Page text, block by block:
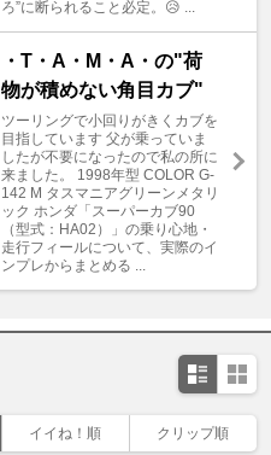
ろ”に断られること必定。😥 ...
・T・A・M・A・の"荷
物が積めない角目カブ"
ツーリングで小回りがきくカブを
目指しています 父が乗っていま
したが不要になったので私の所に
来ました。 1998年型 COLOR G-
142 M タスマニアグリーンメタリ
ック ホンダ「スーパーカブ90
（型式：HA02）」の乗り心地・
走行フィールについて、実際のイ
ンプレからまとめる ...
イイね！順 クリップ順